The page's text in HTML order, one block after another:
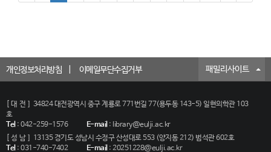
개인정보처리방침 이메일무단수집거부 패밀리사이트
[대전]
34824 대전광역시 중구 계룡로 771번길 77(용두동 143-5) 일현의학관 103
호
Tel: 042-259-1576 E-mail: library@eulji.ac.kr
[성남]
13135 경기도 성남시 수정구 산성대로 553 (양지동 212) 범석관 602호
Tel: 031-740-7402 E-mail: 20251228@eulji.ac.kr